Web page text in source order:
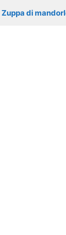
Zuppa di